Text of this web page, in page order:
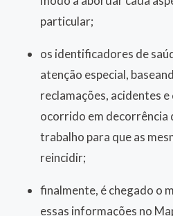
particular;
os identificadores de
atenção especial,
reclamações, acidentes
ocorrido em decorrência
trabalho para que as
reincidir;
finalmente, é chegado o
essas informações no